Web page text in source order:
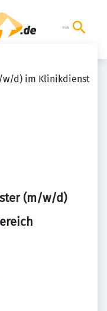
d) im Klinikdienst
(m/w/d)